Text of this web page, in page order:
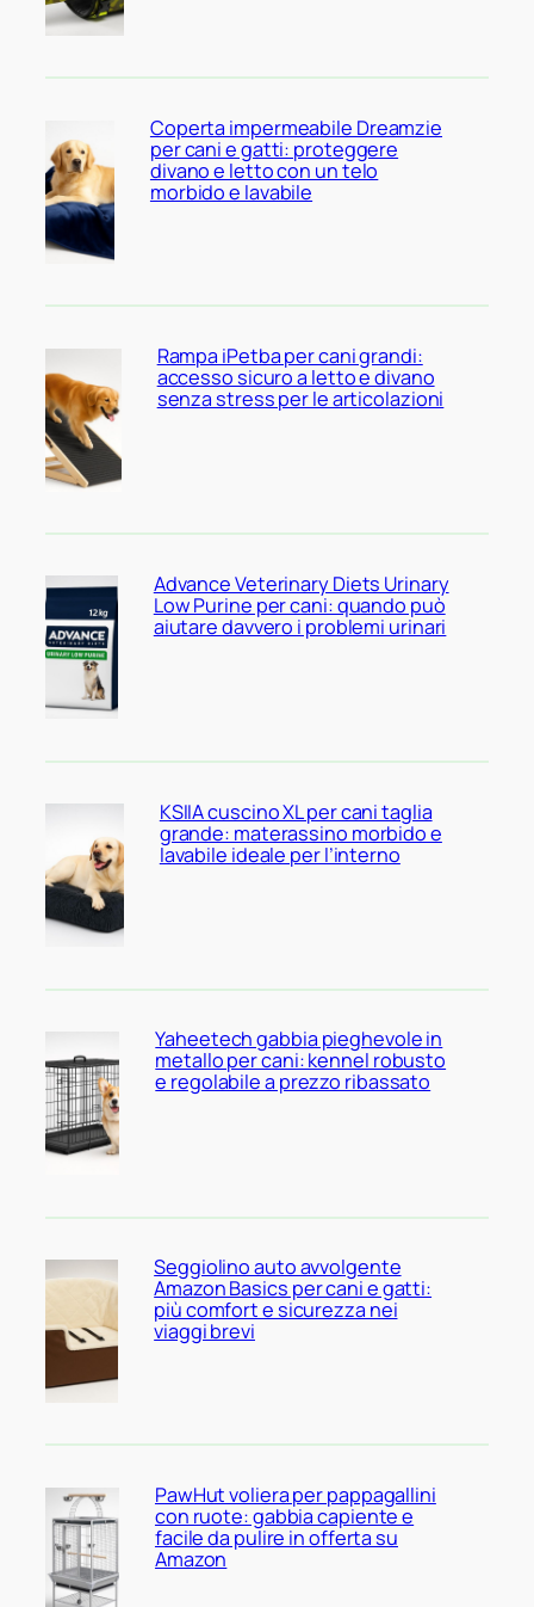
Coperta impermeabile Dreamzie
per cani e gatti: proteggere
divano e letto con un telo
morbido e lavabile
Rampa iPetba per cani grandi:
accesso sicuro a letto e divano
senza stress per le articolazioni
Advance Veterinary Diets Urinary
Low Purine per cani: quando può
aiutare davvero i problemi urinari
KSIIA cuscino XL per cani taglia
grande: materassino morbido e
lavabile ideale per l’interno
Yaheetech gabbia pieghevole in
metallo per cani: kennel robusto
e regolabile a prezzo ribassato
Seggiolino auto avvolgente
Amazon Basics per cani e gatti:
più comfort e sicurezza nei
viaggi brevi
PawHut voliera per pappagallini
con ruote: gabbia capiente e
facile da pulire in offerta su
Amazon